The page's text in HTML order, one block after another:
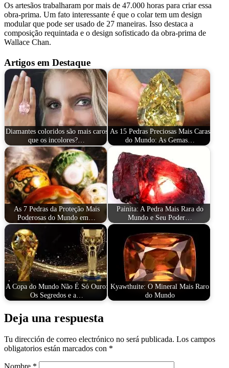
Os artesãos trabalharam por mais de 47.000 horas para criar essa
obra-prima. Um fato interessante é que o colar tem um design
modular que pode ser usado de 27 maneiras. Isso destaca a
composição requintada e o design sofisticado da obra-prima de
Wallace Chan.
Artigos em Destaque
Diamantes coloridos são mais caros
que os incolores?…
As 15 Pedras Preciosas Mais Caras
do Mundo: As Gemas…
As 7 Pedras da Proteção Mais
Poderosas do Mundo em…
Painita: A Pedra Mais Rara do
Mundo e Seu Poder…
A Copa do Mundo Não É Só Ouro:
Os Segredos e a…
Kyawthuite: O Mineral Mais Raro
do Mundo
Deja una respuesta
Tu dirección de correo electrónico no será publicada. Los campos
obligatorios están marcados con *